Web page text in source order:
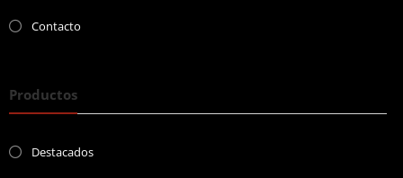
Contacto
Productos
Destacados